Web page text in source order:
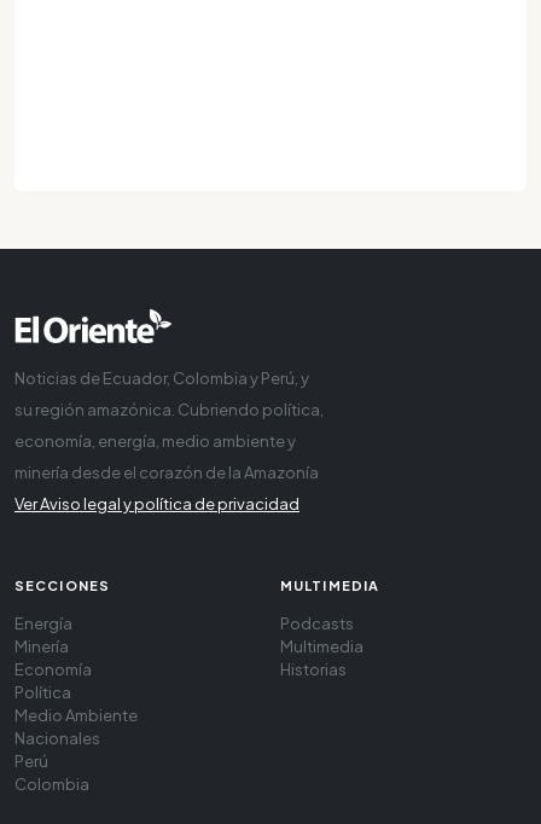
Noticias de Ecuador, Colombia y Perú, y
su región amazónica. Cubriendo política,
economía, energía, medio ambiente y
minería desde el corazón de la Amazonía
Ver Aviso legal y política de privacidad
SECCIONES
Energía
Minería
Economía
Política
Medio Ambiente
Nacionales
Perú
Colombia
MULTIMEDIA
Podcasts
Multimedia
Historias